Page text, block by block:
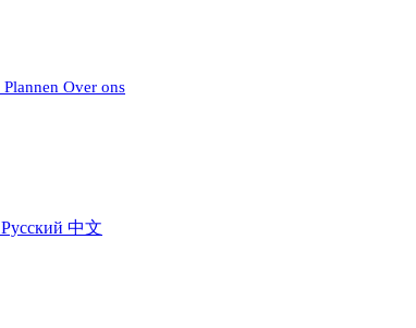
Plannen Over ons
Русский 中文